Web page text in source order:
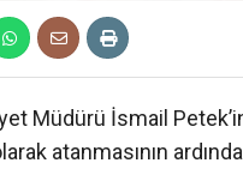
Müdürü İsmail
atanmasının